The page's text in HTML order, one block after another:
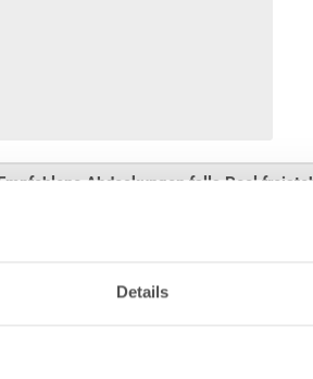
Details
Abdeckungen falls Pool